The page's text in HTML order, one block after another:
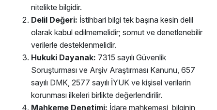
nitelikte bilgidir.
Delil Değeri: İstihbari bilgi tek başına kesin delil
olarak kabul edilmemelidir; somut ve denetlenebilir
verilerle desteklenmelidir.
Hukuki Dayanak: 7315 sayılı Güvenlik
Soruşturması ve Arşiv Araştırması Kanunu, 657
sayılı DMK, 2577 sayılı İYUK ve kişisel verilerin
korunması ilkeleri birlikte değerlendirilir.
Mahkeme Denetimi: İdare mahkemesi, bilginin